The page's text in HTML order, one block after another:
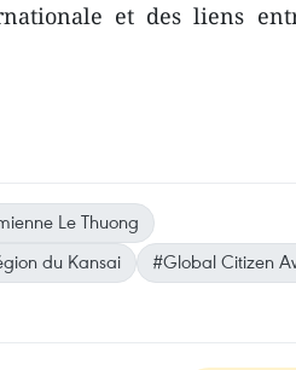
et des liens
Le Thuong
du Kansai
#Global Citizen